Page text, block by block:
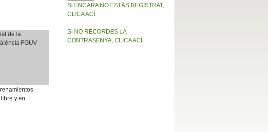
SI ENCARA NO ESTÀS REGISTRAT,
CLICA ACÍ
SI NO RECORDES LA
CONTRASENYA, CLICA ACÍ
de la
FGUV
y en